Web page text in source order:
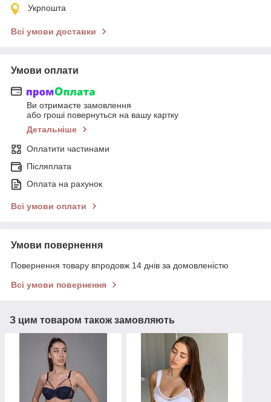
Укрпошта
Всі умови доставки
Умови оплати
Ви отримаєте замовлення
або гроші повернуться на вашу картку
Детальніше
Оплатити частинами
Післяплата
Оплата на рахунок
Всі умови оплати
Умови повернення
Повернення товару впродовж 14 днів за домовленістю
Всі умови повернення
З цим товаром також замовляють